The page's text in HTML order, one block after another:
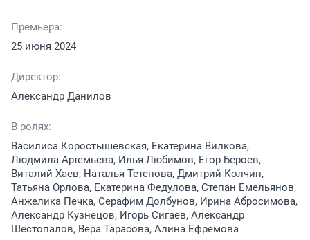
Премьера:
25 июня 2024
Директор:
Александр Данилов
В ролях:
Василиса Коростышевская, Екатерина Вилкова,
Людмила Артемьева, Илья Любимов, Егор Бероев,
Виталий Хаев, Наталья Тетенова, Дмитрий Колчин,
Татьяна Орлова, Екатерина Федулова, Степан Емельянов,
Анжелика Печка, Серафим Долбунов, Ирина Абросимова,
Александр Кузнецов, Игорь Сигаев, Александр
Шестопалов, Вера Тарасова, Алина Ефремова